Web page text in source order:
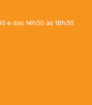
e das 14h30 às 18h30.